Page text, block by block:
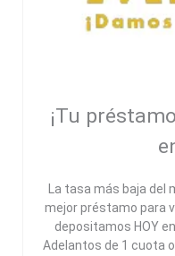
¡Tu
La tasa más baja del
mejor préstamo para
depositamos HOY
Adelantos de 1 cuota